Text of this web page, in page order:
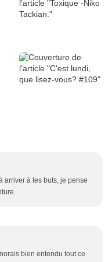
arriver à tes buts, je pense
bien entendu tout ce